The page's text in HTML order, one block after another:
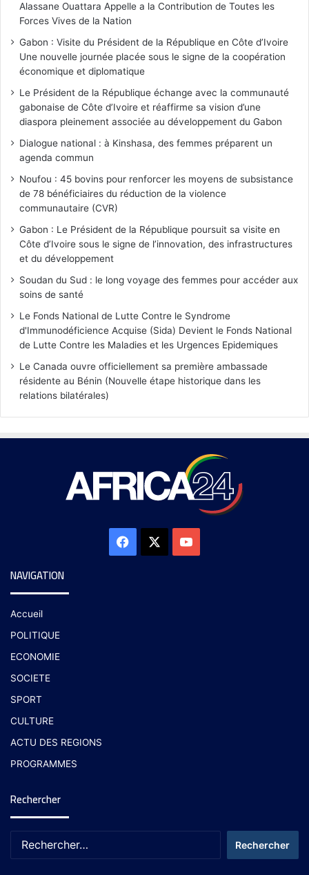
Alassane Ouattara Appelle a la Contribution de Toutes les
Forces Vives de la Nation
Gabon : Visite du Président de la République en Côte d’Ivoire
Une nouvelle journée placée sous le signe de la coopération
économique et diplomatique
Le Président de la République échange avec la communauté
gabonaise de Côte d’Ivoire et réaffirme sa vision d’une
diaspora pleinement associée au développement du Gabon
Dialogue national : à Kinshasa, des femmes préparent un
agenda commun
Noufou : 45 bovins pour renforcer les moyens de subsistance
de 78 bénéficiaires du réduction de la violence
communautaire (CVR)
Gabon : Le Président de la République poursuit sa visite en
Côte d’Ivoire sous le signe de l’innovation, des infrastructures
et du développement
Soudan du Sud : le long voyage des femmes pour accéder aux
soins de santé
Le Fonds National de Lutte Contre le Syndrome
d'Immunodéficience Acquise (Sida) Devient le Fonds National
de Lutte Contre les Maladies et les Urgences Epidemiques
Le Canada ouvre officiellement sa première ambassade
résidente au Bénin (Nouvelle étape historique dans les
relations bilatérales)
NAVIGATION
Accueil
POLITIQUE
ECONOMIE
SOCIETE
SPORT
CULTURE
ACTU DES REGIONS
PROGRAMMES
Rechercher